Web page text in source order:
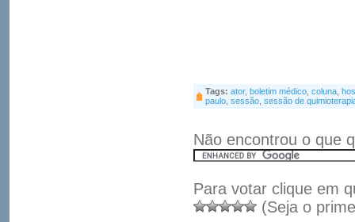
Tags: ator, boletim médico coluna
paulo sessão sessão de
Não encontrou o que
Para votar clique em
(Seja o